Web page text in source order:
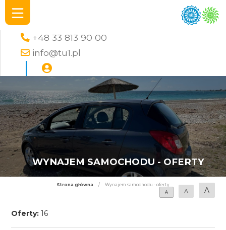
+48 33 813 90 00
info@tu1.pl
WYNAJEM SAMOCHODU - OFERTY
Strona główna /
Wynajem samochodu - oferty
A
A A
Oferty: 16